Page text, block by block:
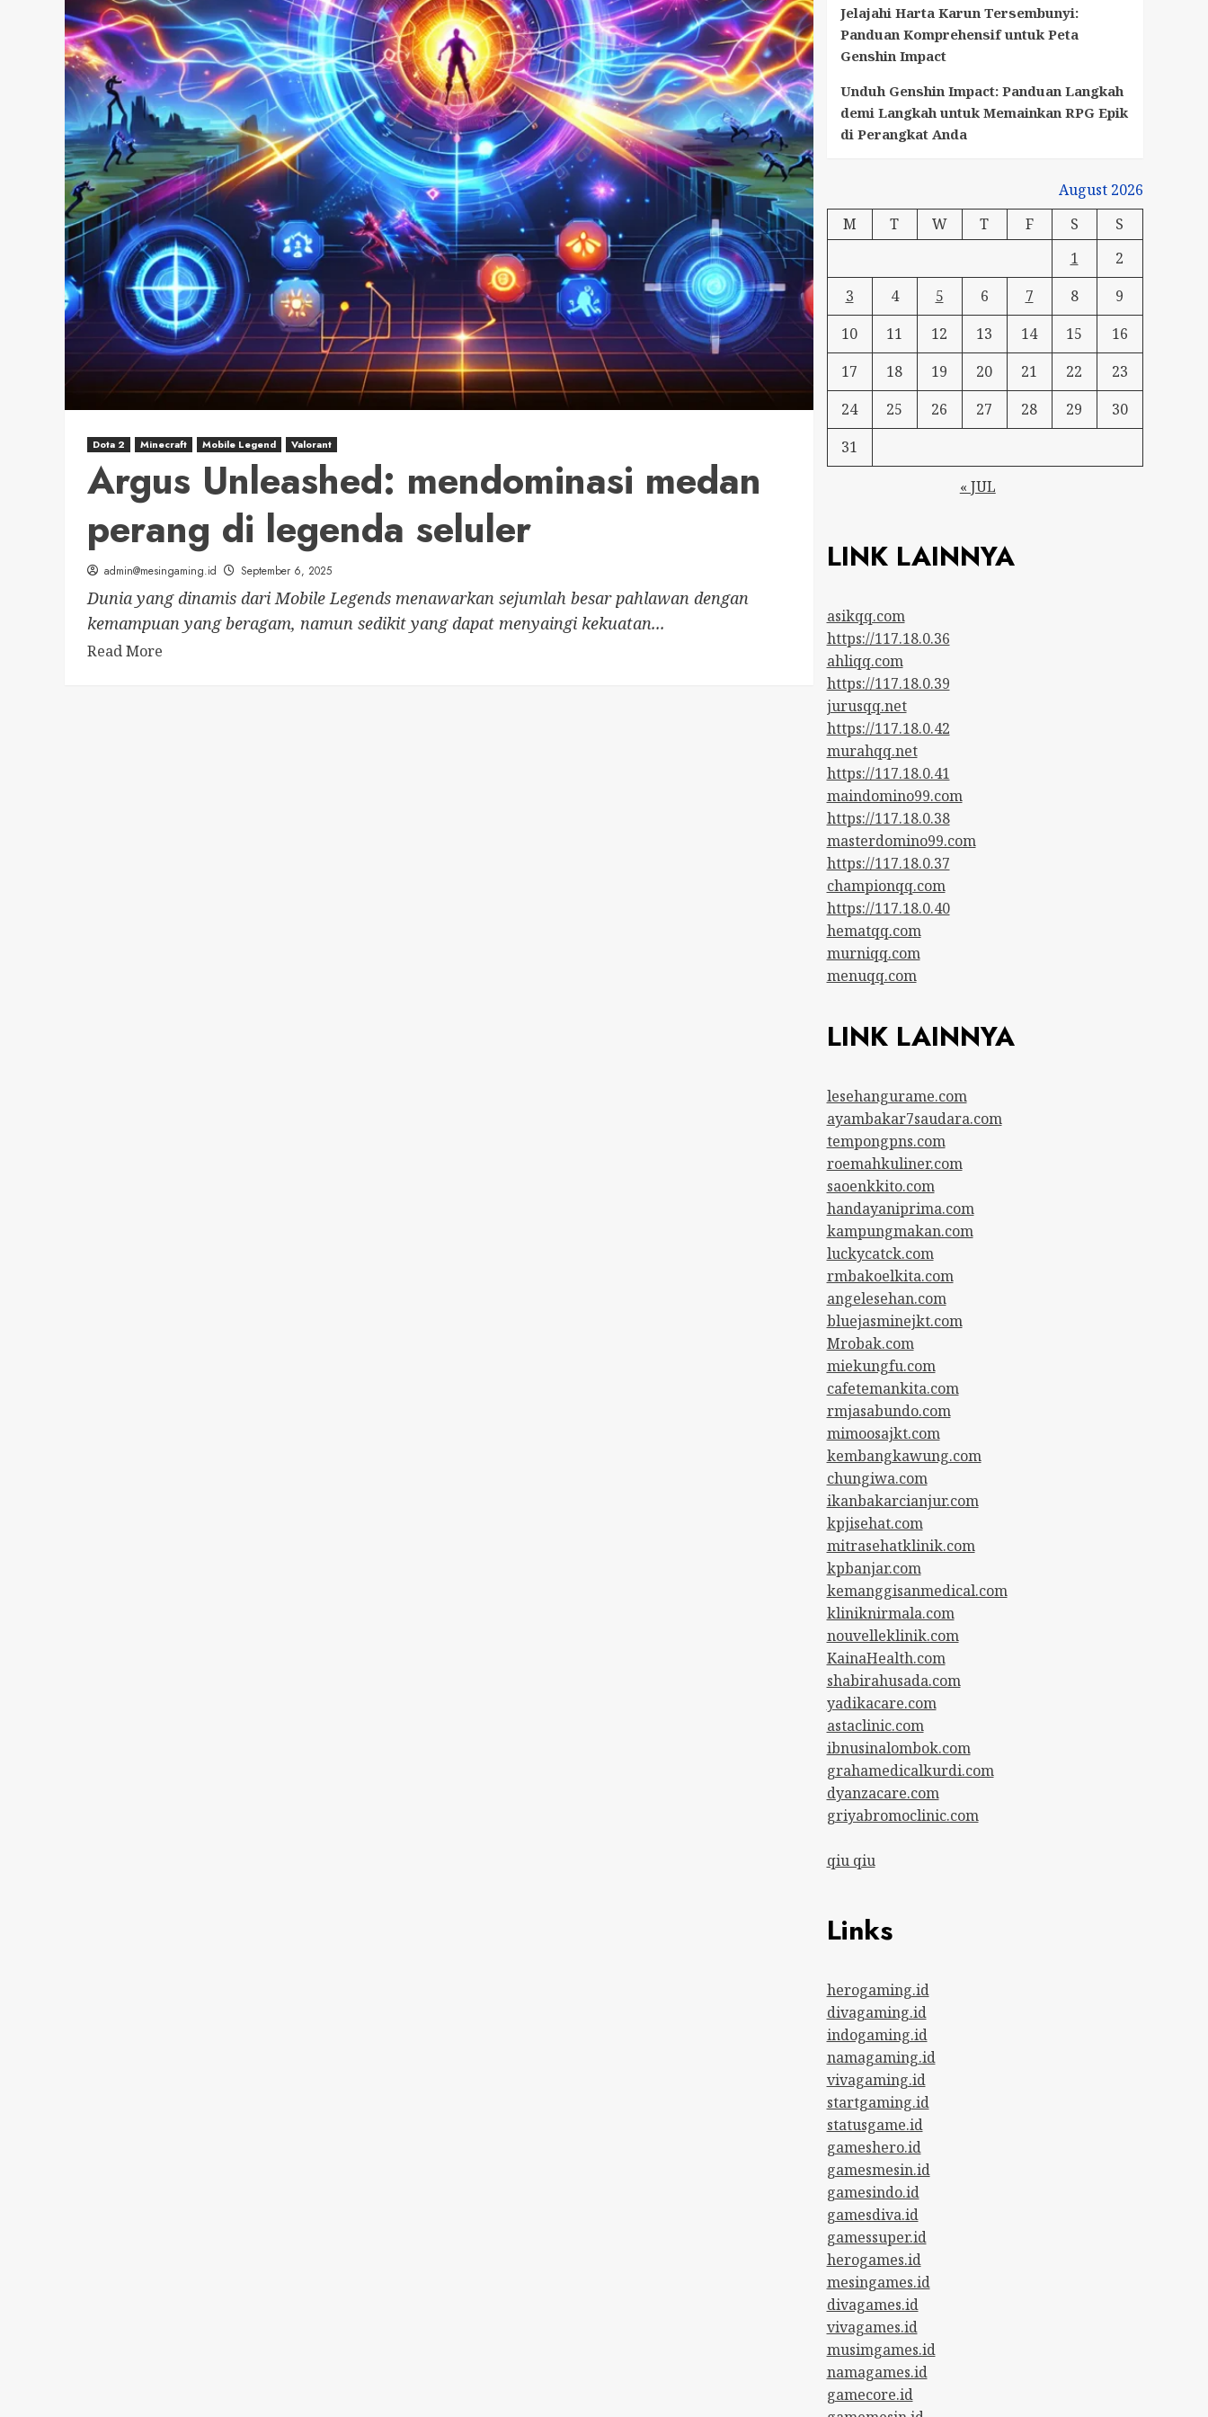
Dota 2 Minecraft Mobile Legend Valorant
Argus Unleashed: mendominasi medan
perang di legenda seluler
admin@mesingaming.id September 6, 2025
Dunia yang dinamis dari Mobile Legends menawarkan sejumlah besar pahlawan dengan
kemampuan yang beragam, namun sedikit yang dapat menyaingi kekuatan...
Read More
Jelajahi Harta Karun Tersembunyi:
Panduan Komprehensif untuk Peta
Genshin Impact
Unduh Genshin Impact: Panduan Langkah
demi Langkah untuk Memainkan RPG Epik
di Perangkat Anda
August 2026
M
T W T F S
S
1
2
3
4 5 6 7 8
9
10
11 12 13 14 15
16
17
18 19 20 21 22
23
24
25 26 27 28 29
30
31
« JUL
LINK LAINNYA
asikqq.com
https://117.18.0.36
ahliqq.com
https://117.18.0.39
jurusqq.net
https://117.18.0.42
murahqq.net
https://117.18.0.41
maindomino99.com
https://117.18.0.38
masterdomino99.com
https://117.18.0.37
championqq.com
https://117.18.0.40
hematqq.com
murniqq.com
menuqq.com
LINK LAINNYA
lesehangurame.com
ayambakar7saudara.com
tempongpns.com
roemahkuliner.com
saoenkkito.com
handayaniprima.com
kampungmakan.com
luckycatck.com
rmbakoelkita.com
angelesehan.com
bluejasminejkt.com
Mrobak.com
miekungfu.com
cafetemankita.com
rmjasabundo.com
mimoosajkt.com
kembangkawung.com
chungiwa.com
ikanbakarcianjur.com
kpjisehat.com
mitrasehatklinik.com
kpbanjar.com
kemanggisanmedical.com
kliniknirmala.com
nouvelleklinik.com
KainaHealth.com
shabirahusada.com
yadikacare.com
astaclinic.com
ibnusinalombok.com
grahamedicalkurdi.com
dyanzacare.com
griyabromoclinic.com
qiu qiu
Links
herogaming.id
divagaming.id
indogaming.id
namagaming.id
vivagaming.id
startgaming.id
statusgame.id
gameshero.id
gamesmesin.id
gamesindo.id
gamesdiva.id
gamessuper.id
herogames.id
mesingames.id
divagames.id
vivagames.id
musimgames.id
namagames.id
gamecore.id